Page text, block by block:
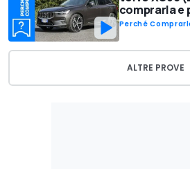
comprarla e
Perché
ALTRE PROVE